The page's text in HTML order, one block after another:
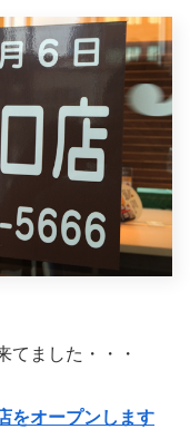
てました・・・
をオープンします